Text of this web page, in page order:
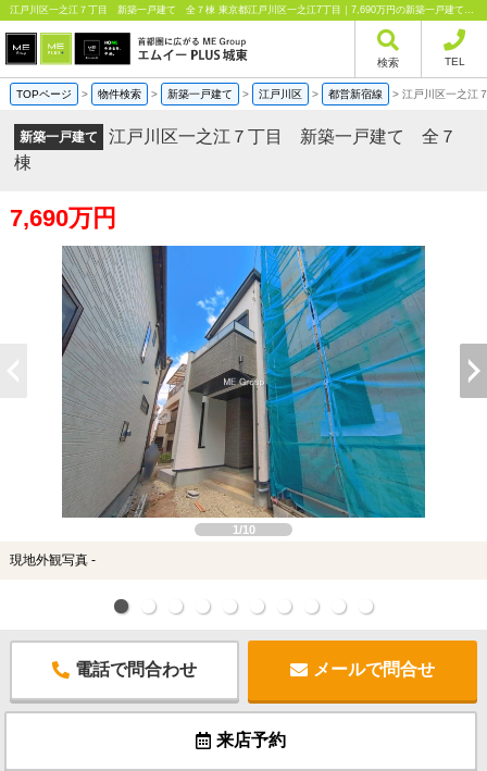
江戸川区一之江７丁目 新築一戸建て 全７棟 東京都江戸川区一之江7丁目｜7,690万円の新築一戸建て｜分譲住宅や新築物件｜エムイーPLUS城東株式会社
検索 TEL
TOPページ > 物件検索 > 新築一戸建て > 江戸川区 > 都営新宿線 > 江戸川区一之
新築一戸建て
江戸川区一之江７丁目 新築一戸建て 全７
棟
7,690万円
1/10
現地外観写真 -
電話で問合わせ メールで問合せ
来店予約